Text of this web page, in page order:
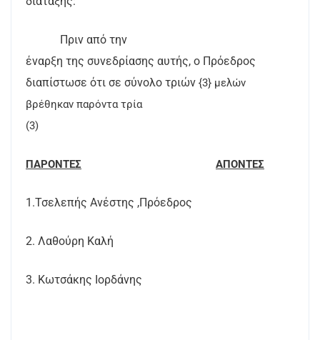
Πριν από την
έναρξη της συνεδρίασης αυτής, ο Πρόεδρος
διαπίστωσε ότι σε σύνολο τριών {3} μελών
βρέθηκαν παρόντα τρία
(3)
ΠΑΡΟΝΤΕΣ ΑΠΟΝΤΕΣ
1.Τσελεπής Ανέστης ,Πρόεδρος
2. Λαθούρη Καλή
3. Κωτσάκης Ιορδάνης